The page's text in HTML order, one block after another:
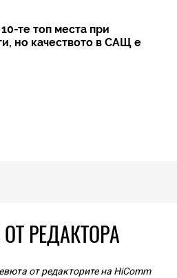
те топ места при
но качеството в САЩ е
РЕДАКТОРА
от редакторите на HiComm